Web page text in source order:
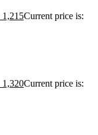
1,215Current price is:
1,320Current price is: